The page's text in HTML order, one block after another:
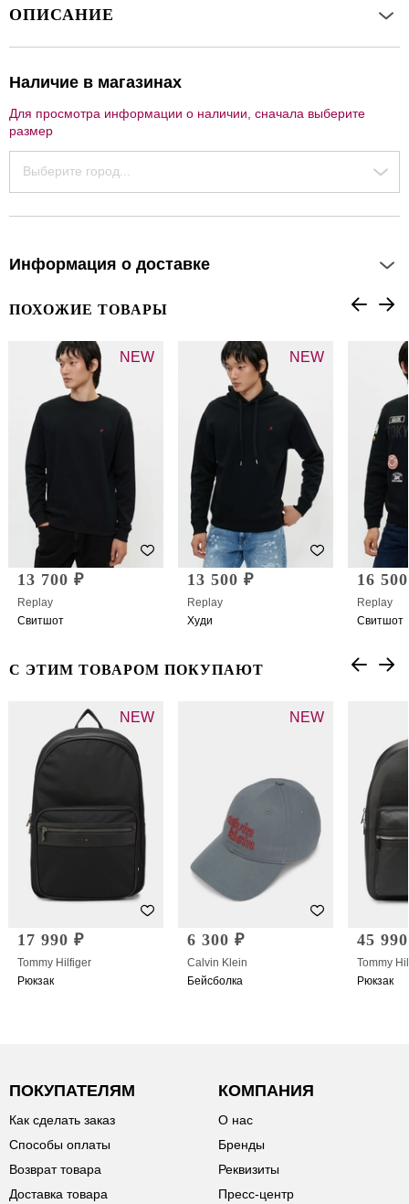
ОПИСАНИЕ
Наличие в магазинах
Для просмотра информации о наличии, сначала выберите
размер
Выберите город...
Информация о доставке
ПОХОЖИЕ ТОВАРЫ
NEW
13 700 ₽
Replay
Свитшот
NEW
13 500 ₽
Replay
Худи
16
Replay
Свитшот
С ЭТИМ ТОВАРОМ ПОКУПАЮТ
NEW
17 990 ₽
Tommy Hilfiger
Рюкзак
NEW
6 300 ₽
Calvin Klein
Бейсболка
45
Tommy
Рюкзак
ПОКУПАТЕЛЯМ
Как сделать заказ
Способы оплаты
Возврат товара
Доставка товара
КОМПАНИЯ
О нас
Бренды
Реквизиты
Пресс-центр